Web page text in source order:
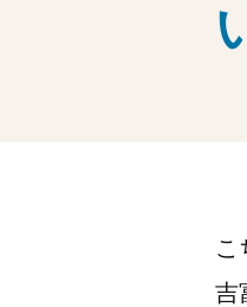
こ
吉